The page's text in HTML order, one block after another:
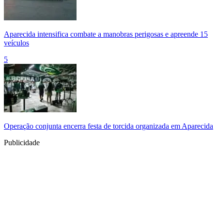
Aparecida intensifica combate a manobras perigosas e apreende 15
veículos
5
Operação conjunta encerra festa de torcida organizada em Aparecida
Publicidade